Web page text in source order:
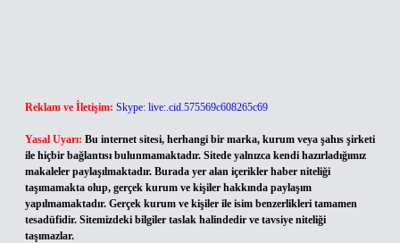
Reklam ve İletişim: Skype: live:.cid.575569c608265c69
Yasal Uyarı: Bu internet sitesi, herhangi bir marka, kurum veya şahıs şirketi
ile hiçbir bağlantısı bulunmamaktadır. Sitede yalnızca kendi hazırladığımız
makaleler paylaşılmaktadır. Burada yer alan içerikler haber niteliği
taşımamakta olup, gerçek kurum ve kişiler hakkında paylaşım
yapılmamaktadır. Gerçek kurum ve kişiler ile isim benzerlikleri tamamen
tesadüfidir. Sitemizdeki bilgiler taslak halindedir ve tavsiye niteliği
taşımazlar.